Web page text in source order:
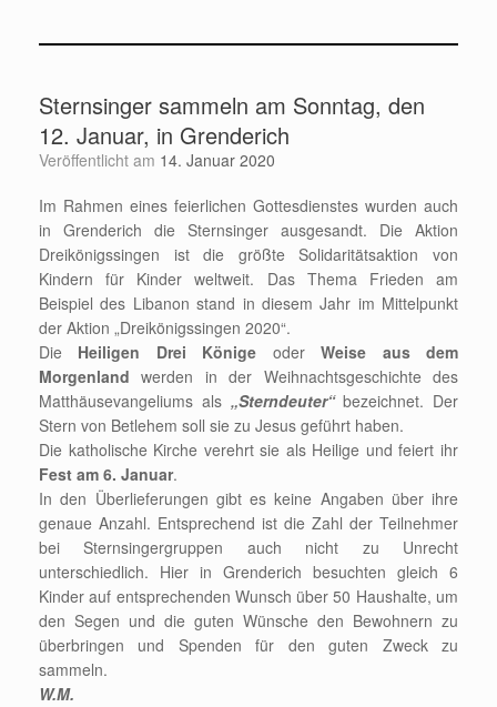
Sternsinger sammeln am Sonntag, den
12. Januar, in Grenderich
Veröffentlicht am 14. Januar 2020
Im Rahmen eines feierlichen Gottesdienstes wurden auch
in Grenderich die Sternsinger ausgesandt. Die Aktion
Dreikönigssingen ist die größte Solidaritätsaktion von
Kindern für Kinder weltweit. Das Thema Frieden am
Beispiel des Libanon stand in diesem Jahr im Mittelpunkt
der Aktion „Dreikönigssingen 2020“.
Die Heiligen Drei Könige oderWeise aus dem
Morgenland werden in der Weihnachtsgeschichte des
Matthäusevangeliums als „Sterndeuter“bezeichnet. Der
Stern von Betlehem soll sie zu Jesus geführt haben.
Die katholische Kirche verehrt sie als Heilige und feiert ihr
Fest am 6. Januar.
In den Überlieferungen gibt es keine Angaben über ihre
genaue Anzahl. Entsprechend ist die Zahl der Teilnehmer
bei Sternsingergruppen auch nicht zu Unrecht
unterschiedlich. Hier in Grenderich besuchten gleich 6
Kinder auf entsprechenden Wunsch über 50 Haushalte, um
den Segen und die guten Wünsche den Bewohnern zu
überbringen und Spenden für den guten Zweck zu
sammeln.
W.M.